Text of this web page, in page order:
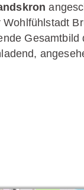
Gesamtbild